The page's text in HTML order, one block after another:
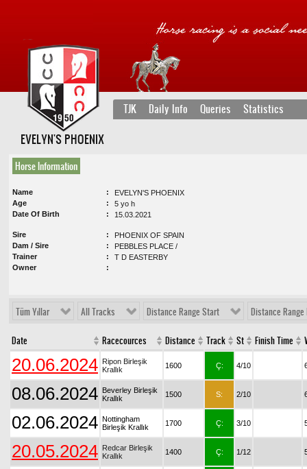
TJK Daily Info Queries Statistics
EVELYN'S PHOENIX
Horse Information
Name
EVELYN'S PHOENIX
Age
5 yo h
Date Of Birth
15.03.2021
Sire
PHOENIX OF SPAIN
Dam / Sire
PEBBLES PLACE /
Trainer
T D EASTERBY
Owner
Tüm Yıllar All Tracks Distance Range Start Distance Range
Date Racecources Distance Track St Finish Time
20.06.2024 Ripon Birleşik
Krallık
1600 Ç: 4/10
08.06.2024 Beverley Birleşik
Krallık
1500 S: 2/10
02.06.2024 Nottingham
Birleşik Krallık
1700 Ç: 3/10
20.05.2024 Redcar Birleşik
Krallık
1400 Ç: 1/12